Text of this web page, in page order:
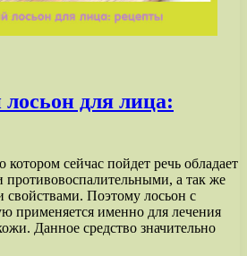
для лица:
котором сейчас пойдет речь обладает
а так же
свойствами. Поэтому лосьон с
применяется именно для лечения
Данное средство значительно